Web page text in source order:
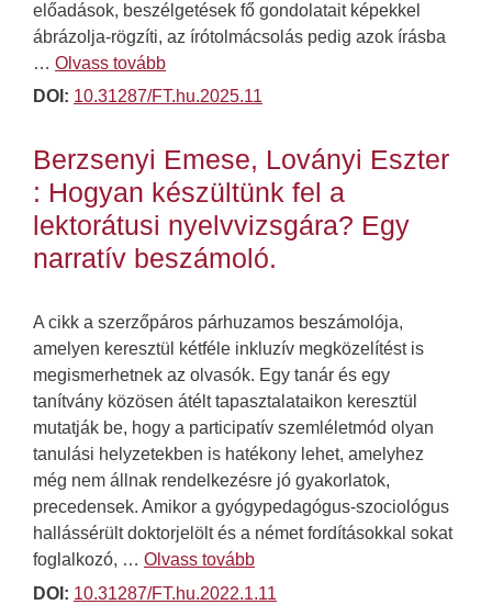
előadások, beszélgetések fő gondolatait képekkel
ábrázolja-rögzíti, az írótolmácsolás pedig azok írásba
… Olvass tovább
DOI: 10.31287/FT.hu.2025.11
Berzsenyi Emese, Loványi Eszter
: Hogyan készültünk fel a
lektorátusi nyelvvizsgára? Egy
narratív beszámoló.
A cikk a szerzőpáros párhuzamos beszámolója,
amelyen keresztül kétféle inkluzív megközelítést is
megismerhetnek az olvasók. Egy tanár és egy
tanítvány közösen átélt tapasztalataikon keresztül
mutatják be, hogy a participatív szemléletmód olyan
tanulási helyzetekben is hatékony lehet, amelyhez
még nem állnak rendelkezésre jó gyakorlatok,
precedensek. Amikor a gyógypedagógus-szociológus
hallássérült doktorjelölt és a német fordításokkal sokat
foglalkozó, … Olvass tovább
DOI: 10.31287/FT.hu.2022.1.11